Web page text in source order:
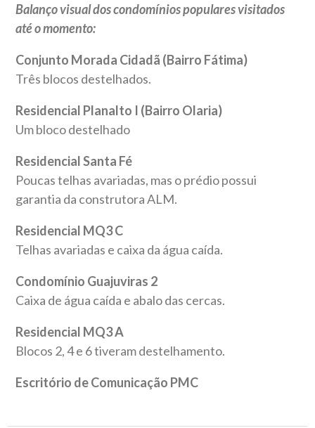
Balanço visual dos condomínios populares visitados
até o momento:
Conjunto Morada Cidadã (Bairro Fátima)
Três blocos destelhados.
Residencial Planalto I (Bairro Olaria)
Um bloco destelhado
Residencial Santa Fé
Poucas telhas avariadas, mas o prédio possui
garantia da construtora ALM.
Residencial MQ3 C
Telhas avariadas e caixa da água caída.
Condomínio Guajuviras 2
Caixa de água caída e abalo das cercas.
Residencial MQ3 A
Blocos 2, 4 e 6 tiveram destelhamento.
Escritório de Comunicação PMC